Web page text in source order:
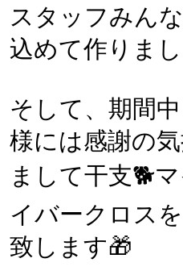
スタッフみん
込めて作りま
そして、期間
様には感謝の
まして干支🐕
イバークロス
致します🎁